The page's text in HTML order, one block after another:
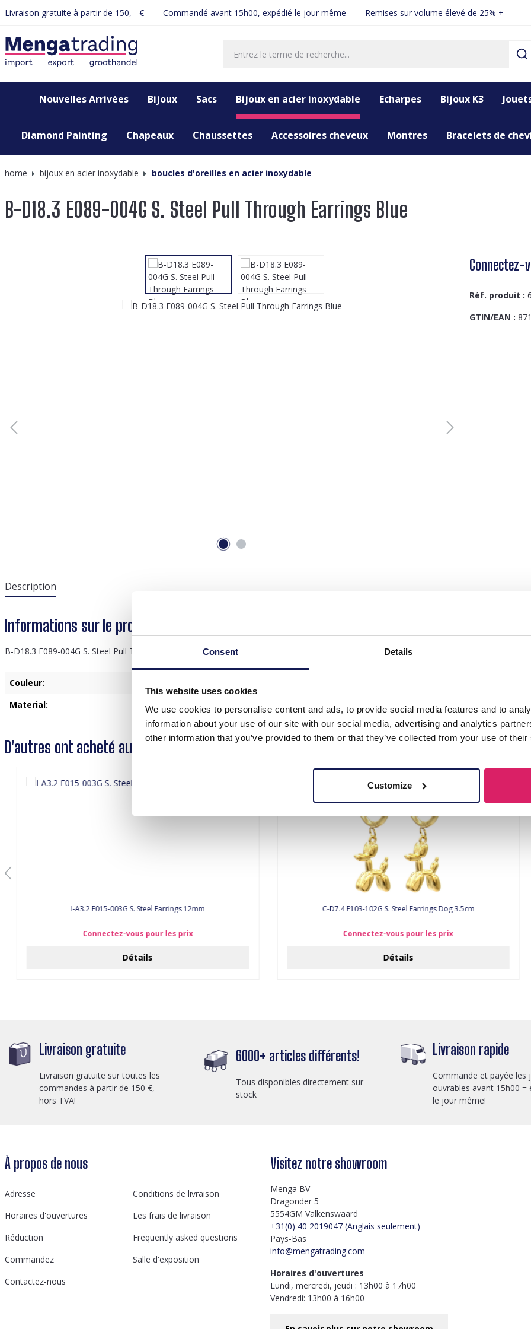
Consent Details
This website uses cookies
We use cookies to personalise content and ads, to provide social media features and to
information about your use of our site with our social media, advertising and analytics
other information that you’ve provided to them or that they’ve collected from your use of
Customize
Passer à la navigation principale
Livraison gratuite à partir de 150, - € Commandé avant 15h00, expédié le jour même Remises sur volume élevé de 25% +
Nouvelles Arrivées Bijoux Sacs Bijoux en acier inoxydable Echarpes Bijoux K3
Diamond Painting Chapeaux Chaussettes Accessoires cheveux Montres Bracelets de
home bijoux en acier inoxydable boucles d'oreilles en acier inoxydable
B-D18.3 E089-004G S. Steel Pull Through Earrings Blue
Connectez-
Réf. produit :
GTIN/EAN :
Description
Informations sur le produit "B-D18.3 E089-004G S. Steel Pull Through Earrings Blue"
B-D18.3 E089-004G S. Steel Pull Through Earrings Blue
Couleur:
Material:
Acier inoxydable
D'autres ont acheté aussi
I-A3.2 E015-003G S. Steel Earrings 12mm
Connectez-vous pour les prix
Détails
C-D7.4 E103-102G S. Steel Earrings Dog 3.5cm
Connectez-vous pour les prix
Détails
Livraison gratuite
Livraison gratuite sur toutes les
commandes à partir de 150 €, -
hors TVA!
6000+ articles différents!
Tous disponibles directement sur
stock
Livraison rapide
Commande et payée les
ouvrables avant 15h00 =
le jour même!
À propos de nous
Adresse
Conditions de livraison
Horaires d'ouvertures
Les frais de livraison
Réduction
Frequently asked questions
Commandez
Salle d'exposition
Contactez-nous
Visitez notre showroom
Menga BV
Dragonder 5
5554GM Valkenswaard
+31(0) 40 2019047 (Anglais seulement)
Pays-Bas
info@mengatrading.com
Horaires d'ouvertures
Lundi, mercredi, jeudi : 13h00 à 17h00
Vendredi: 13h00 à 16h00